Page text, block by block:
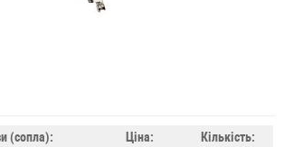
(сопла): Ціна: Кількість: